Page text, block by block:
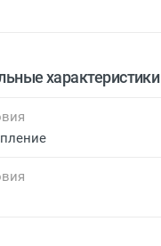
характеристики